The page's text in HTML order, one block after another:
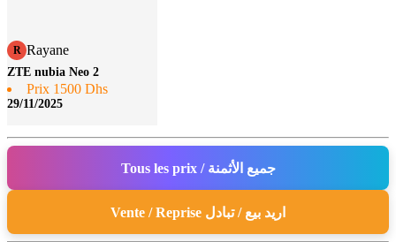
R Rayane
ZTE nubia Neo 2
Prix 1500 Dhs
29/11/2025
Tous les prix / جميع الأثمنة
Vente / Reprise اريد بيع / تبادل